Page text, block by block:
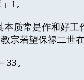
1。
质常是作和好工
宗若望保禄二世
。